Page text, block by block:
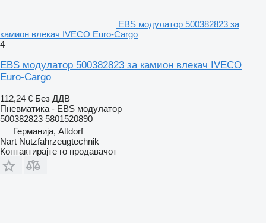
EBS модулатор 500382823 за
камион влекач IVECO Euro-Cargo
4
EBS модулатор 500382823 за камион влекач IVECO
Euro-Cargo
112,24 € Без ДДВ
Пневматика - EBS модулатор
500382823 5801520890
Германија, Altdorf
Nart Nutzfahrzeugtechnik
Контактирајте го продавачот